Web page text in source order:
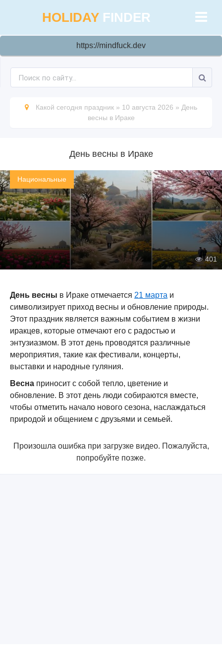
HOLIDAY FINDER
https://mindfuck.dev
Какой сегодня праздник » 10 августа 2026 » День
весны в Ираке
День весны в Ираке
Национальные
401
День весны в Ираке отмечается 21 марта и
символизирует приход весны и обновление природы.
Этот праздник является важным событием в жизни
иракцев, которые отмечают его с радостью и
энтузиазмом. В этот день проводятся различные
мероприятия, такие как фестивали, концерты,
выставки и народные гуляния.
Весна приносит с собой тепло, цветение и
обновление. В этот день люди собираются вместе,
чтобы отметить начало нового сезона, наслаждаться
природой и общением с друзьями и семьей.
Произошла ошибка при загрузке видео. Пожалуйста,
попробуйте позже.